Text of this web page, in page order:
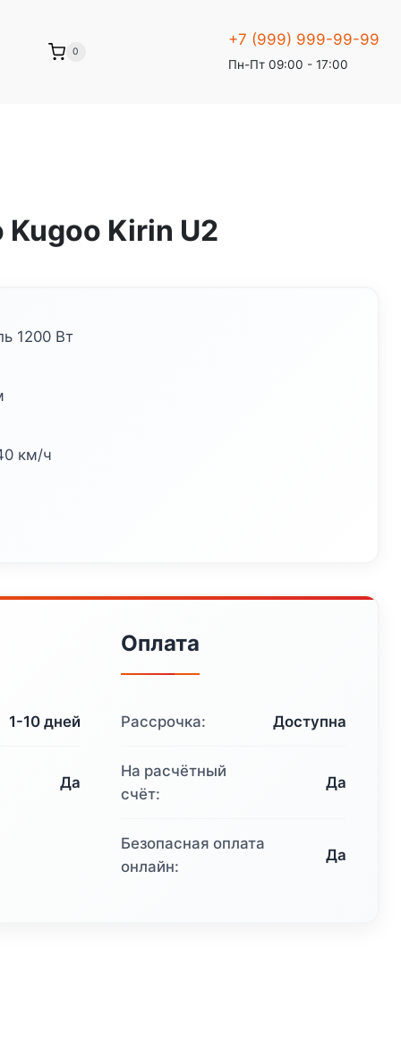
0
+7 (999) 999-99-99
Пн-Пт 09:00 - 17:00
Kirin U2
1200 Вт
км/ч
1-10 дней
Да
Оплата
Рассрочка: Доступна
На расчётный
счёт:
Да
Безопасная оплата
онлайн:
Да